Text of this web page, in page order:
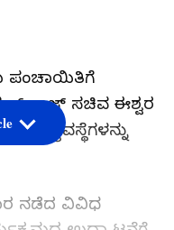
ಪಂಚಾಯಿತಿಗೆ
ರಾಜ್ ಸಚಿವ ಈಶ್ವರ
ವ್ಯವಸ್ಥೆಗಳನ್ನು
ನಡೆದ ವಿವಿಧ